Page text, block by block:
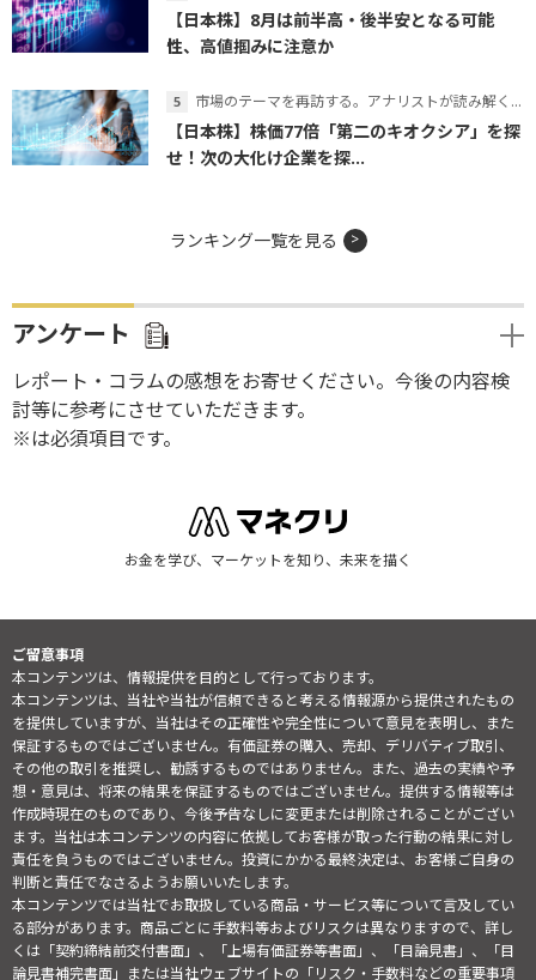
【日本株】8月は前半高・後半安となる可能
性、高値掴みに注意か
市場のテーマを再訪する。アナリストが読み解くテーマの本質
【日本株】株価77倍「第二のキオクシア」を探
せ！次の大化け企業を探...
ランキング一覧を見る
アンケート
レポート・コラムの感想をお寄せください。今後の内容検
討等に参考にさせていただきます。
※は必須項目です。
お金を学び、マーケットを知り、未来を描く
ご留意事項
本コンテンツは、情報提供を目的として行っております。
本コンテンツは、当社や当社が信頼できると考える情報源から提供されたもの
を提供していますが、当社はその正確性や完全性について意見を表明し、また
保証するものではございません。有価証券の購入、売却、デリバティブ取引、
その他の取引を推奨し、勧誘するものではありません。また、過去の実績や予
想・意見は、将来の結果を保証するものではございません。提供する情報等は
作成時現在のものであり、今後予告なしに変更または削除されることがござい
ます。当社は本コンテンツの内容に依拠してお客様が取った行動の結果に対し
責任を負うものではございません。投資にかかる最終決定は、お客様ご自身の
判断と責任でなさるようお願いいたします。
本コンテンツでは当社でお取扱している商品・サービス等について言及してい
る部分があります。商品ごとに手数料等およびリスクは異なりますので、詳し
くは「契約締結前交付書面」、「上場有価証券等書面」、「目論見書」、「目
論見書補完書面」または当社ウェブサイトの「リスク・手数料などの重要事項